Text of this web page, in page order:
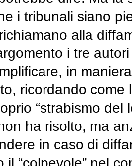
i tribunali siano
alla
i tre
in
ricordando
“strabismo del
ha risolto, ma
in caso di
il “colpevole” nel